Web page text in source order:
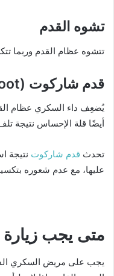
تشوه القدم
تتشوه عظام القدم وربما
قدم شاركوت (Charcot’s foot)
يُضعِف داء السكري عظام
أيضًا قلة الإحساس نتيجة
تحدث قدم شاركوت نتيجة
عليها، مع عدم شعوره
متى يجب زيارة
يجب على مريض السكري